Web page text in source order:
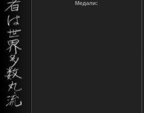
Медали: